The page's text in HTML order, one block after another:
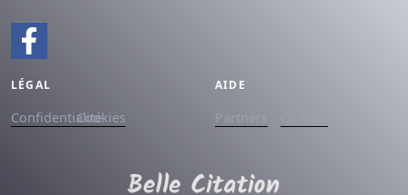
LÉGAL
ConfidentialitéCookies
AIDE
Partners